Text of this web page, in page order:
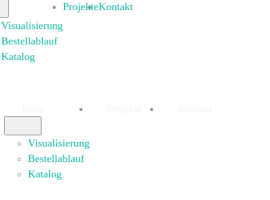
Visualisierung
Bestellablauf
Katalog
ProjekteKontakt
Visualisierung
Bestellablauf
Katalog